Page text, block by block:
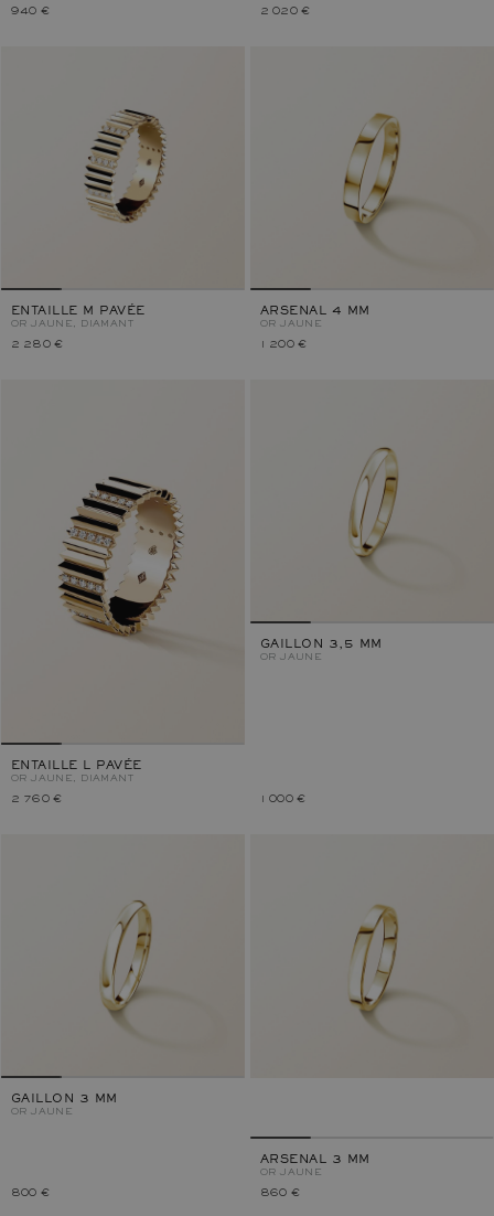
940 € 2 020 €
ENTAILLE M PAVÉE
OR JAUNE, DIAMANT
2 280 €
ARSENAL 4 MM
OR JAUNE
1 200 €
ENTAILLE L PAVÉE
OR JAUNE, DIAMANT
2 760 €
GAILLON 3,5 MM
OR JAUNE
1 000 €
GAILLON 3 MM
OR JAUNE
800 €
ARSENAL 3 MM
OR JAUNE
860 €